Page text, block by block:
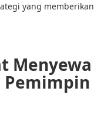
yang memberikan
Menyewa
Pemimpin